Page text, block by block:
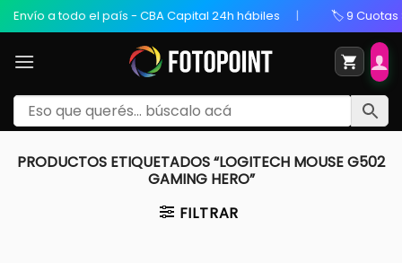
a todo el país - CBA Capital 24h hábiles 🏷️ 9 Cuotas Sin
PRODUCTOS ETIQUETADOS “LOGITECH MOUSE G502
GAMING HERO”
FILTRAR